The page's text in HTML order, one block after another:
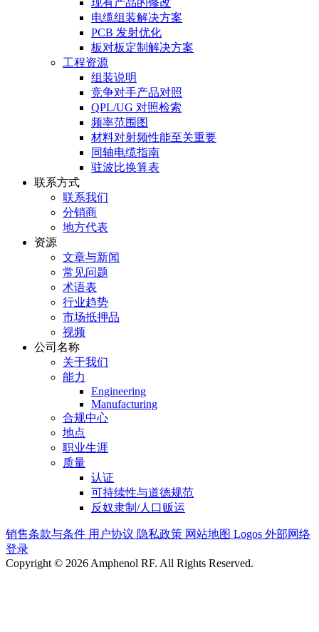
现有产品的修改
电缆组装解决方案
PCB 发射优化
板对板定制解决方案
工程资源
组装说明
竞争对手产品对照
QPL/UG 对照检索
频率范围图
材料对射频性能至关重要
同轴电缆指南
驻波比换算表
联系方式
联系我们
分销商
地方代表
资源
文章与新闻
常见问题
术语表
行业趋势
市场抵押品
视频
公司名称
关于我们
能力
Engineering
Manufacturing
合规中心
地点
职业生涯
质量
认证
可持续性与道德规范
反奴隶制/人口贩运
销售条款与条件 用户协议 隐私政策 网站地图 Logos 外部网络
登录
Copyright © 2026 Amphenol RF. All Rights Reserved.